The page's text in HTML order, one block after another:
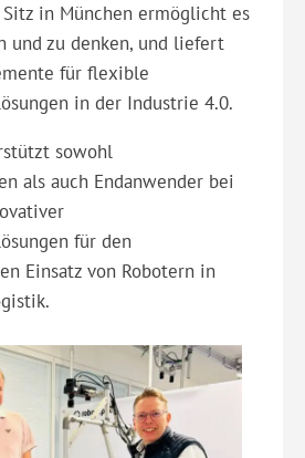
in München ermöglicht es
und zu denken, und liefert
für flexible
in der Industrie 4.0.
sowohl
als auch Endanwender bei
für den
Einsatz von Robotern in